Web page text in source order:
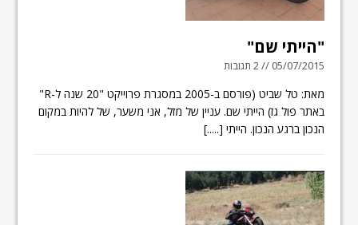
"הייתי שם"
05/07/2015 // 2 תגובות
מאת: טל שביט (פורסם ב-2005 במסגרת פרוייקט "20 שנה ל-R"
באתר פול גז) הייתי שם. עניין של מזל, אני משער, של להיות במקום
הנכון ברגע הנכון. הייתי [.....]